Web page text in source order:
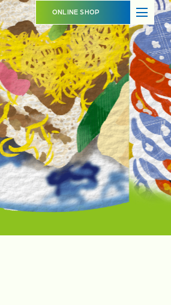
ONLINE SHOP
SHOP OVERVIEW
ショップ概要
LATEST EVENTS
イベント情報
CONTACT
お問い合わせ
出品事業者登録ご案内 プライバシーポリシー